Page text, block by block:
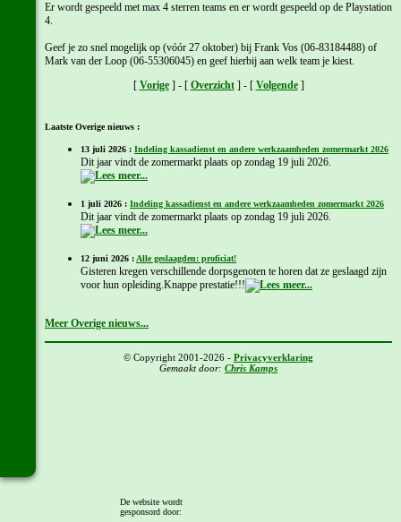
Er wordt gespeeld met max 4 sterren teams en er wordt gespeeld op de Playstation
4.
Geef je zo snel mogelijk op (vóór 27 oktober) bij Frank Vos (06-83184488) of
Mark van der Loop (06-55306045) en geef hierbij aan welk team je kiest.
[ Vorige] - [ Overzicht] - [ Volgende]
Laatste Overige nieuws :
13 juli 2026 : Indeling kassadienst en andere werkzaamheden zomermarkt 2026
Dit jaar vindt de zomermarkt plaats op zondag 19 juli 2026.
1 juli 2026 : Indeling kassadienst en andere werkzaamheden zomermarkt 2026
Dit jaar vindt de zomermarkt plaats op zondag 19 juli 2026.
12 juni 2026 : Alle geslaagden: proficiat!
Gisteren kregen verschillende dorpsgenoten te horen dat ze geslaagd zijn
voor hun opleiding.Knappe prestatie!!!
Meer Overige nieuws...
© Copyright 2001-2026 - Privacyverklaring
Gemaakt door: Chris Kamps
De website wordt
gesponsord door: